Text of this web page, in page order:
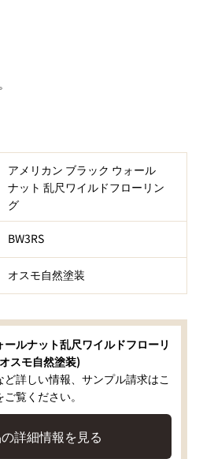
アメリカン ブラック ウォール
ナット 乱尺ワイルドフローリン
グ
BW3RS
オスモ自然塗装
ルナット乱尺ワイルドフローリ
スモ自然塗装)
詳しい情報、サンプル請求はこ
ご覧ください。
詳細情報を見る